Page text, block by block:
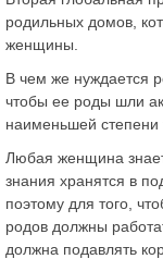
родильных домов,
женщины.
В чем же нуждается
чтобы ее роды шли
наименьшей степени
Любая женщина
знания хранятся в
поэтому для того,
родов должны
должна подавлять